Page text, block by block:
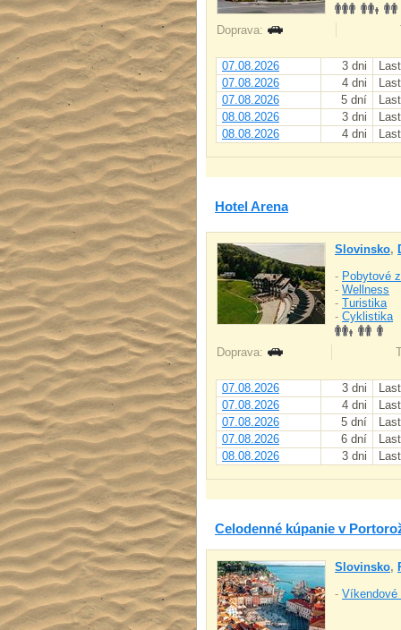
Doprava:
07.08.2026 3 dni
07.08.2026
4 dni
07.08.2026
5 dní
08.08.2026
3 dni
08.08.2026
4 dni
Hotel Arena
Slovinsko,
- Pobytové
- Wellness
- Turistika
- Cyklistika
Doprava:
07.08.2026 3 dni
07.08.2026
4 dni
07.08.2026
5 dní
07.08.2026
6 dní
08.08.2026
3 dni
Celodenné kúpanie v
Slovinsko,
- Víkendové